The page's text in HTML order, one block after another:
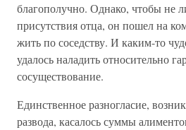
благополучно. Однако, чтобы не
присутствия отца, он пошел на
жить по соседству. И каким-то
удалось наладить относительно
сосуществование.
Единственное разногласие,
развода, касалось суммы